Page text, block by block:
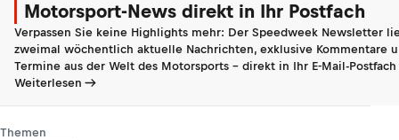
Motorsport-News direkt in Ihr Postfach
Verpassen Sie keine Highlights mehr: Der Speedweek Newsletter
zweimal wöchentlich aktuelle Nachrichten, exklusive Kommentare
Termine aus der Welt des Motorsports - direkt in Ihr E-Mail-Postfach
Weiterlesen
Themen